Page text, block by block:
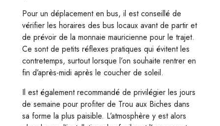
Pour un déplacement en bus, il est conseillé de
vérifier les horaires des bus locaux avant de partir et
de prévoir de la monnaie mauricienne pour le trajet.
Ce sont de petits réflexes pratiques qui évitent les
contretemps, surtout lorsque l’on souhaite rentrer en
fin d’après-midi après le coucher de soleil.
Il est également recommandé de privilégier les jours
de semaine pour profiter de Trou aux Biches dans
sa forme la plus paisible. L’atmosphère y est alors